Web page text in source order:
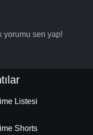
yorumu sen yap!
Listesi
Shorts